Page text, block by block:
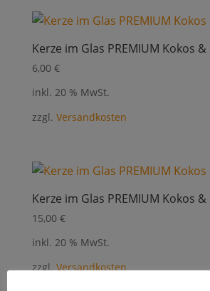
Kerze im Glas PREMIUM Kokos
6,00 €
inkl. 20 % MwSt.
zzgl. Versandkosten
Kerze im Glas PREMIUM Kokos
15,00 €
inkl. 20 % MwSt.
zzgl.Versandkosten